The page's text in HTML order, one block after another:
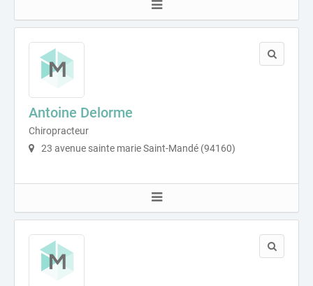
Antoine Delorme
Chiropracteur
23 avenue sainte marie Saint-Mandé (94160)